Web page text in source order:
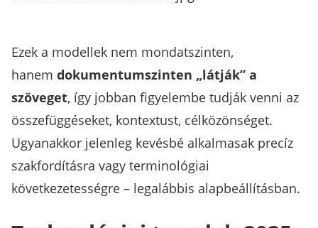
Ezek a modellek nem mondatszinten,
hanem dokumentumszinten „látják” a
szöveget, így jobban figyelembe tudják venni az
összefüggéseket, kontextust, célközönséget.
Ugyanakkor jelenleg kevésbé alkalmasak precíz
szakfordításra vagy terminológiai
következetességre – legalábbis alapbeállításban.